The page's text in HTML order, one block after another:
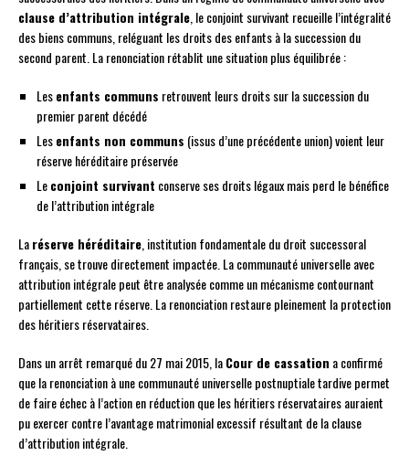
clause d’attribution intégrale , le conjoint survivant recueille l’intégralité
des biens communs, reléguant les droits des enfants à la succession du
second parent. La renonciation rétablit une situation plus équilibrée :
Lesenfants communs retrouvent leurs droits sur la succession du
premier parent décédé
Lesenfants non communs (issus d’une précédente union) voient leur
réserve héréditaire préservée
Leconjoint survivant conserve ses droits légaux mais perd le bénéfice
de l’attribution intégrale
Laréserve héréditaire , institution fondamentale du droit successoral
français, se trouve directement impactée. La communauté universelle avec
attribution intégrale peut être analysée comme un mécanisme contournant
partiellement cette réserve. La renonciation restaure pleinement la protection
des héritiers réservataires.
Dans un arrêt remarqué du 27 mai 2015, laCour de cassation a confirmé
que la renonciation à une communauté universelle postnuptiale tardive permet
de faire échec à l’action en réduction que les héritiers réservataires auraient
pu exercer contre l’avantage matrimonial excessif résultant de la clause
d’attribution intégrale.